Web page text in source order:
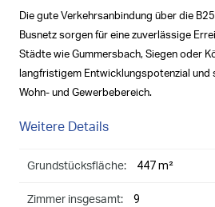
Die gute Verkehrsanbindung über die
Busnetz sorgen für eine zuverlässige
Städte wie Gummersbach, Siegen oder
langfristigem Entwicklungspotenzial und
Wohn- und Gewerbebereich.
Weitere Details
Grundstücksfläche: 447 m²
Zimmer insgesamt: 9